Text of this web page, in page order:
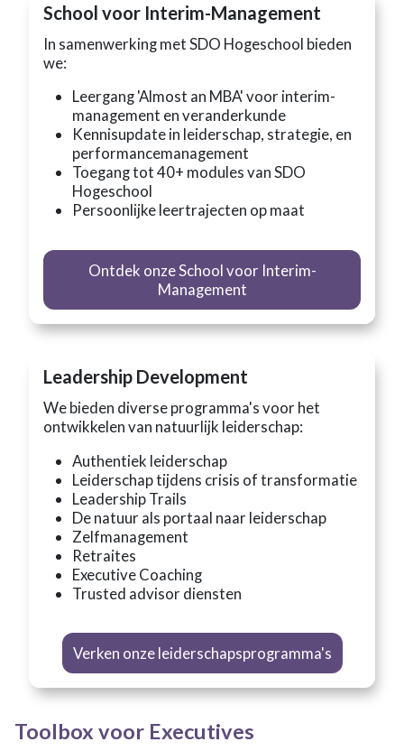
School voor Interim-Management
In samenwerking met SDO Hogeschool bieden
we:
Leergang 'Almost an MBA' voor interim-
management en veranderkunde
Kennisupdate in leiderschap, strategie, en
performancemanagement
Toegang tot 40+ modules van SDO
Hogeschool
Persoonlijke leertrajecten op maat
Ontdek onze School voor Interim-
Management
Leadership Development
We bieden diverse programma's voor het
ontwikkelen van natuurlijk leiderschap:
Authentiek leiderschap
Leiderschap tijdens crisis of transformatie
Leadership Trails
De natuur als portaal naar leiderschap
Zelfmanagement
Retraites
Executive Coaching
Trusted advisor diensten
Verken onze leiderschapsprogramma's
Toolbox voor Executives